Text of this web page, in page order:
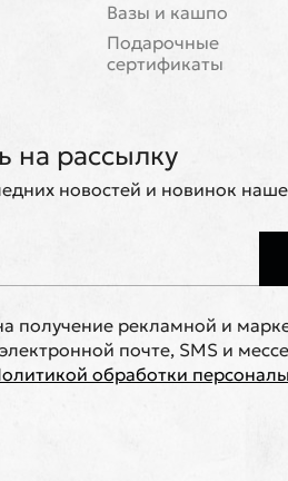
Вазы и кашпо
Подарочные
сертификаты
на рассылку
новостей и новинок
получение рекламной и
почте, SMS и
обработки